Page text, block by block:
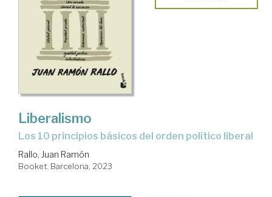
Liberalismo
los 10 principios básicos del orden político liberal
Rallo, Juan Ramón
Booket. Barcelona, 2023